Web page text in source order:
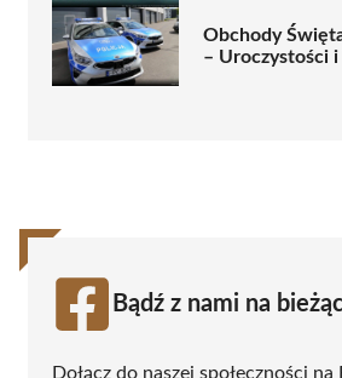
Obchody
– Uroczystości
Bądź z nami na
Dołącz do naszej społeczności na